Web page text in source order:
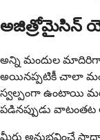
అజిత్రోమైసిన్
అన్ని మందుల
అయినప్పటికీ చాలా
స్వల్పంగా ఉంటాయి
పడినప్పుడు
మీరు అనుభవించే